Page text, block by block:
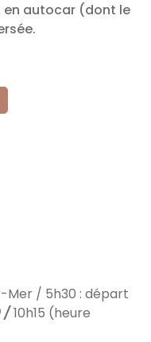
en autocar (dont le
Mer / 5h30 : départ
/10h15 (heure